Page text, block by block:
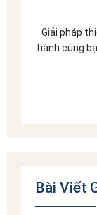
Giải pháp
hành cùng
Bài Viết